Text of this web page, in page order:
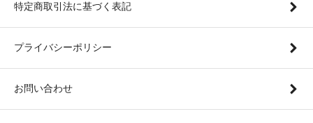
特定商取引法に基づく表記
プライバシーポリシー
お問い合わせ